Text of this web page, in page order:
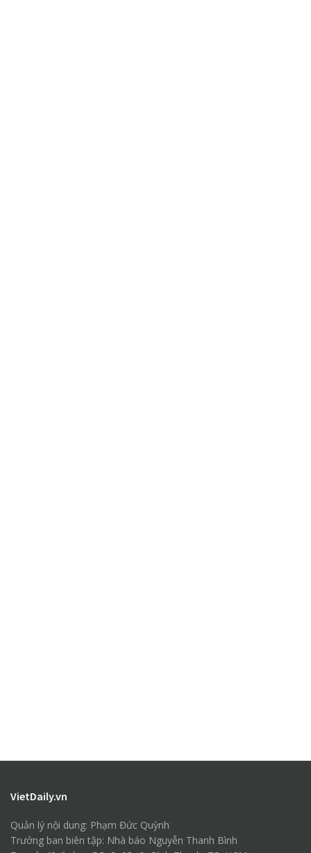
VietDaily.vn
Quản lý nội dung: Phạm Đức Quỳnh
Trưởng ban biên tập: Nhà báo Nguyễn Thanh Bình